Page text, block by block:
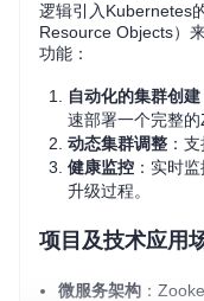
逻辑引入Kubernetes
Resource Objects）
功能：
自动化的集群创建
速部署一个完整的
动态集群调整 ：
健康监控 ：实时
升级过程。
项目及技术应用
微服务架构 ：